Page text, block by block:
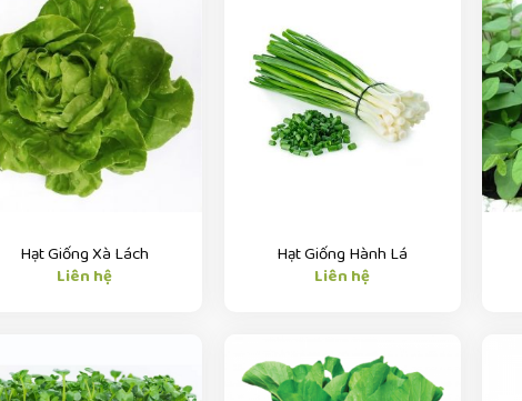
Hạt Giống Xà Lách
Liên hệ
Hạt Giống Hành Lá
Liên hệ